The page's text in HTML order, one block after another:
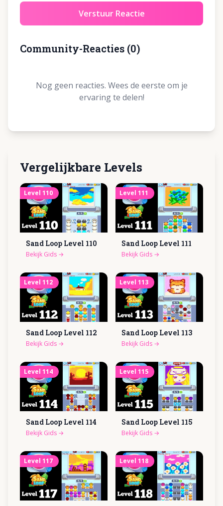
Verstuur Reactie
Community-Reacties (0)
Nog geen reacties. Wees de eerste om je
ervaring te delen!
Vergelijkbare Levels
Level 110
Sand Loop Level 110
Bekijk Gids →
Level 111
Sand Loop Level 111
Bekijk Gids →
Level 112
Sand Loop Level 112
Bekijk Gids →
Level 113
Sand Loop Level 113
Bekijk Gids →
Level 114
Sand Loop Level 114
Bekijk Gids →
Level 115
Sand Loop Level 115
Bekijk Gids →
Level 117 Level 118